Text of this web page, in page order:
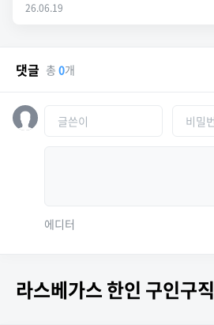
26.06.19
댓글 총 0개
에디터
라스베가스 한인 구인구직